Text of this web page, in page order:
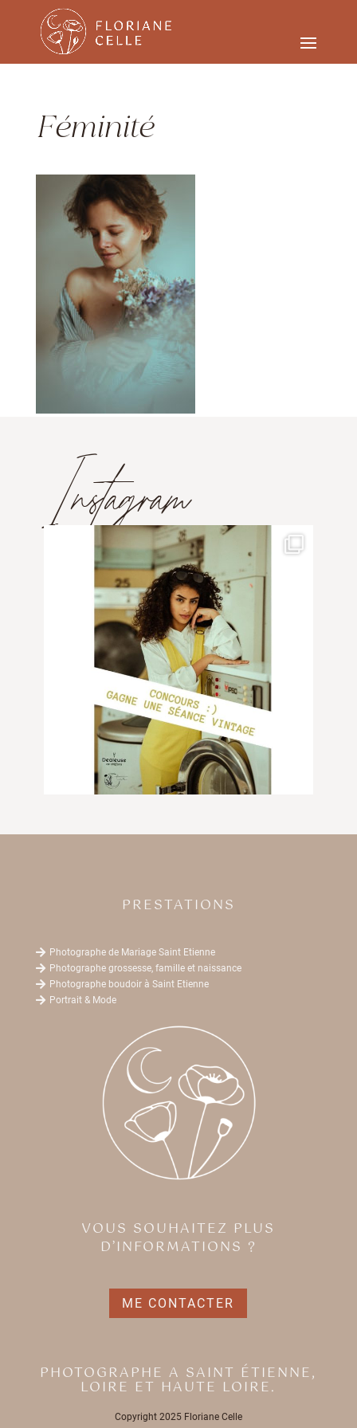
Féminité
Instagram
PRESTATIONS
 Photographe de Mariage Saint Etienne
 Photographe grossesse, famille et naissance
 Photographe boudoir à Saint Etienne
 Portrait & Mode
VOUS SOUHAITEZ PLUS
D’INFORMATIONS ?
ME CONTACTER
PHOTOGRAPHE A SAINT ÉTIENNE,
LOIRE ET HAUTE LOIRE.
Copyright 2025 Floriane Celle